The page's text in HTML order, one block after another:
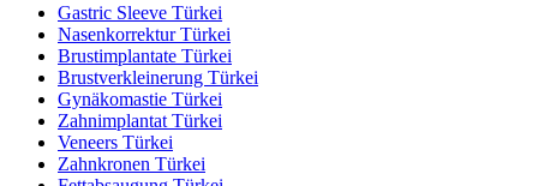
Gastric Sleeve Türkei
Nasenkorrektur Türkei
Brustimplantate Türkei
Brustverkleinerung Türkei
Gynäkomastie Türkei
Zahnimplantat Türkei
Veneers Türkei
Zahnkronen Türkei